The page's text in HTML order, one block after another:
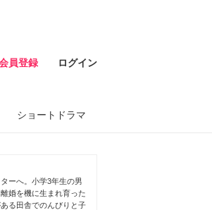
員登録 ログイン
ショートドラマ
ーへ。小学3年生の男
婚を機に生まれ育った
る田舎でのんびりと子